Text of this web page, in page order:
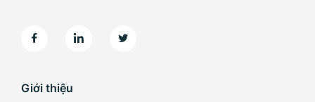
Giới thiệu